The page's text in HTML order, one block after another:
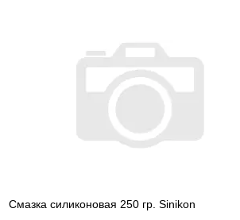
Смазка силиконовая 250 гр. Sinikon